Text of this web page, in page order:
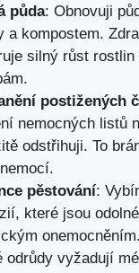
půda: Obnovuji
a kompostem.
silný růst
postižených
nemocných listů
odstřihuji. To
pěstování:
které jsou
odrůdy vyžadují